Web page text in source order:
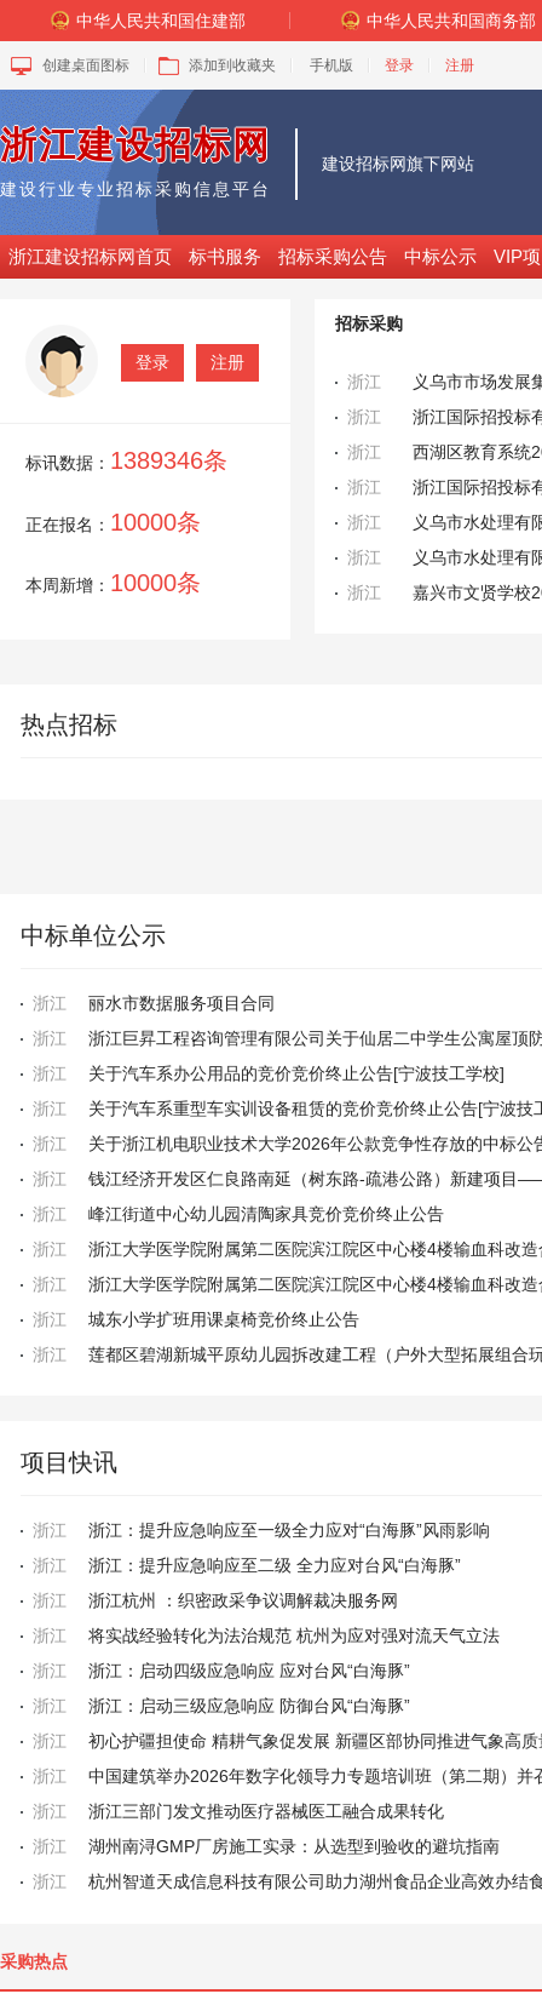
中华人民共和国住建部 中华人民共和国商务部
创建桌面图标 添加到收藏夹 手机版 登录 注册
浙江建设招标网
建设行业专业招标采购信息平台
建设招标网旗下网站
浙江建设招标网首页 标书服务 招标采购公告 中标公示 VIP
登录 注册
标讯数据： 1389346条
正在报名： 10000条
本周新增： 10000条
招标采购
浙江
浙江
浙江
西湖区教育系统
浙江
浙江国际招投标
浙江
浙江
浙江
嘉兴市文贤学校
热点招标
中标单位公示
浙江
丽水市数据服务项目合同
浙江
浙江
关于汽车系办公用品的竞价竞价终止公告[宁波技工学校]
浙江
浙江
关于浙江机电职业技术大学2026年公款竞争性存放的中标公
浙江
浙江
峰江街道中心幼儿园清陶家具竞价竞价终止公告
浙江
浙江大学医学院附属第二医院滨江院区中心楼4楼输血科改
浙江
浙江
城东小学扩班用课桌椅竞价终止公告
浙江
项目快讯
浙江
浙江：提升应急响应至一级全力应对“白海豚”风雨影响
浙江
浙江：提升应急响应至二级 全力应对台风“白海豚”
浙江
浙江杭州 ：织密政采争议调解裁决服务网
浙江
将实战经验转化为法治规范 杭州为应对强对流天气立法
浙江
浙江：启动四级应急响应 应对台风“白海豚”
浙江
浙江：启动三级应急响应 防御台风“白海豚”
浙江
浙江
浙江
浙江三部门发文推动医疗器械医工融合成果转化
浙江
湖州南浔GMP厂房施工实录：从选型到验收的避坑指南
浙江
采购热点